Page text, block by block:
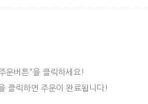
문버튼"을 클릭하세요!
클릭하면 주문이 완료됩니다!